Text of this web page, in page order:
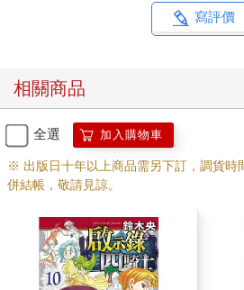
寫評價
相關商品
全選 加入購物車
※ 出版日十年以上商品需另下訂，調貨時
併結帳，敬請見諒。